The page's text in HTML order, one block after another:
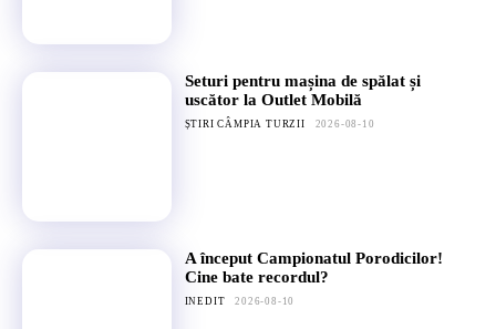
Seturi pentru mașina de spălat și
uscător la Outlet Mobilă
ȘTIRI CÂMPIA TURZII 2026-08-10
A început Campionatul Porodicilor!
Cine bate recordul?
INEDIT 2026-08-10